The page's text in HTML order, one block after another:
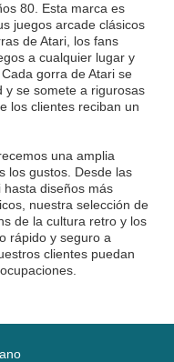
80. Esta marca es
juegos arcade clásicos
de Atari, los fans
a cualquier lugar y
gorra de Atari se
y se somete a rigurosas
los clientes reciban un
una amplia
los gustos. Desde las
hasta diseños más
nuestra selección de
de la cultura retro y los
rápido y seguro a
clientes puedan